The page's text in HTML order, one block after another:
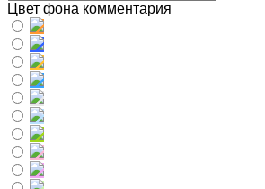
Цвет фона комментария